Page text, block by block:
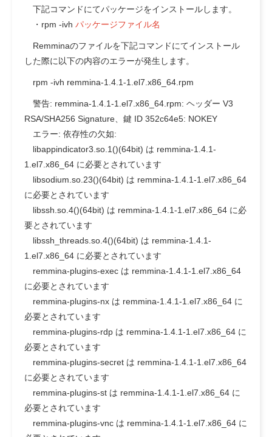
下記コマンドにてパッケージをインストールします。
・rpm -ivh パッケージファイル名
Remminaのファイルを下記コマンドにてインストール
した際に以下の内容のエラーが発生します。
rpm -ivh remmina-1.4.1-1.el7.x86_64.rpm
警告: remmina-1.4.1-1.el7.x86_64.rpm: ヘッダー V3
RSA/SHA256 Signature、鍵 ID 352c64e5: NOKEY
エラー: 依存性の欠如:
libappindicator3.so.1()(64bit) は remmina-1.4.1-
1.el7.x86_64 に必要とされています
libsodium.so.23()(64bit) は remmina-1.4.1-1.el7.x86_64
に必要とされています
libssh.so.4()(64bit) は remmina-1.4.1-1.el7.x86_64 に必
要とされています
libssh_threads.so.4()(64bit) は remmina-1.4.1-
1.el7.x86_64 に必要とされています
remmina-plugins-exec は remmina-1.4.1-1.el7.x86_64
に必要とされています
remmina-plugins-nx は remmina-1.4.1-1.el7.x86_64 に
必要とされています
remmina-plugins-rdp は remmina-1.4.1-1.el7.x86_64 に
必要とされています
remmina-plugins-secret は remmina-1.4.1-1.el7.x86_64
に必要とされています
remmina-plugins-st は remmina-1.4.1-1.el7.x86_64 に
必要とされています
remmina-plugins-vnc は remmina-1.4.1-1.el7.x86_64 に